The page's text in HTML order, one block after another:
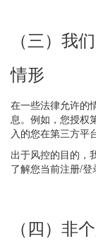
（三）我
情形
在一些法律允许的
息。例如，您授权
入的您在第三方平
出于风控的目的，
了解您当前注册/登
（四）非